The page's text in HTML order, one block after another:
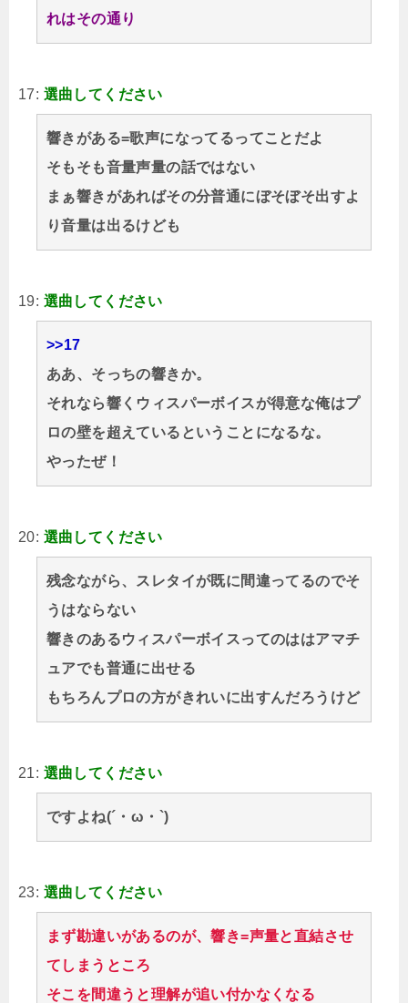
れはその通り
17: 選曲してください
響きがある=歌声になってるってことだよ
そもそも音量声量の話ではない
まぁ響きがあればその分普通にぼそぼそ出すよ
り音量は出るけども
19: 選曲してください
>>17
ああ、そっちの響きか。
それなら響くウィスパーボイスが得意な俺はプ
ロの壁を超えているということになるな。
やったぜ！
20: 選曲してください
残念ながら、スレタイが既に間違ってるのでそ
うはならない
響きのあるウィスパーボイスってのははアマチ
ュアでも普通に出せる
もちろんプロの方がきれいに出すんだろうけど
21: 選曲してください
ですよね(´・ω・`)
23: 選曲してください
まず勘違いがあるのが、響き=声量と直結させ
てしまうところ
そこを間違うと理解が追い付かなくなる